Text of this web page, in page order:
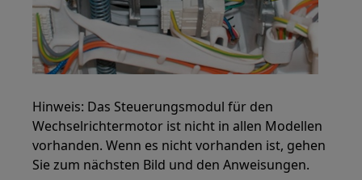
Hinweis: Das Steuerungsmodul für den
Wechselrichtermotor ist nicht in allen Modellen
vorhanden. Wenn es nicht vorhanden ist, gehen
Sie zum nächsten Bild und den Anweisungen.